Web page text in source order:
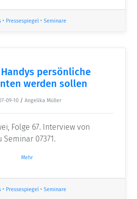
• Pressespiegel• Seminare
persönliche
werden sollen
09-10 / Angelika Müller
Folge 67. Interview von
Seminar 07371.
Mehr
• Pressespiegel• Seminare